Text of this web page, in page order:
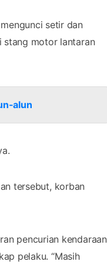
setir dan
stang motor lantaran
alun
tersebut, korban
pencurian kendaraan
pelaku. “Masih